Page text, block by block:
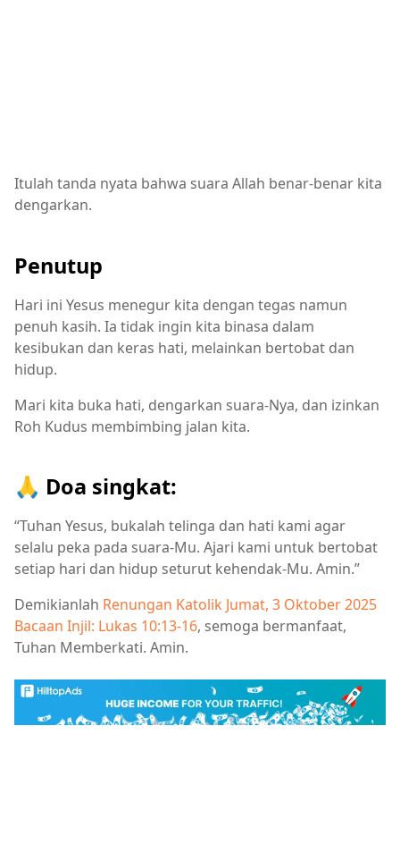
Itulah tanda nyata bahwa suara Allah benar-benar kita
dengarkan.
Penutup
Hari ini Yesus menegur kita dengan tegas namun
penuh kasih. Ia tidak ingin kita binasa dalam
kesibukan dan keras hati, melainkan bertobat dan
hidup.
Mari kita buka hati, dengarkan suara-Nya, dan izinkan
Roh Kudus membimbing jalan kita.
🙏 Doa singkat:
“Tuhan Yesus, bukalah telinga dan hati kami agar
selalu peka pada suara-Mu. Ajari kami untuk bertobat
setiap hari dan hidup seturut kehendak-Mu. Amin.”
Demikianlah Renungan Katolik Jumat, 3 Oktober 2025
Bacaan Injil: Lukas 10:13-16, semoga bermanfaat,
Tuhan Memberkati. Amin.